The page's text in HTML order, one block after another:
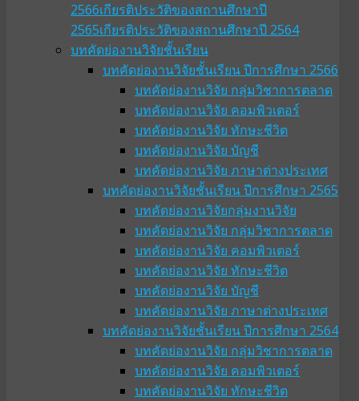
2566เกียรติประวัติของสถานศึกษาปี
2565เกียรติประวัติของสถานศึกษาปี 2564
บทคัดย่องานวิจัยชั้นเรียน
บทคัดย่องานวิจัยชั้นเรียน ปีการศึกษา 2566
บทคัดย่องานวิจัย กลุ่มวิชาการตลาด
บทคัดย่องานวิจัย คอมพิวเตอร์
บทคัดย่องานวิจัย ทักษะชีวิต
บทคัดย่องานวิจัย บัญชี
บทคัดย่องานวิจัย ภาษาต่างประเทศ
บทคัดย่องานวิจัยชั้นเรียน ปีการศึกษา 2565
บทคัดย่องานวิจัยกลุ่มงานวิจัย
บทคัดย่องานวิจัย กลุ่มวิชาการตลาด
บทคัดย่องานวิจัย คอมพิวเตอร์
บทคัดย่องานวิจัย ทักษะชีวิต
บทคัดย่องานวิจัย บัญชี
บทคัดย่องานวิจัย ภาษาต่างประเทศ
บทคัดย่องานวิจัยชั้นเรียน ปีการศึกษา 2564
บทคัดย่องานวิจัย กลุ่มวิชาการตลาด
บทคัดย่องานวิจัย คอมพิวเตอร์
บทคัดย่องานวิจัย ทักษะชีวิต